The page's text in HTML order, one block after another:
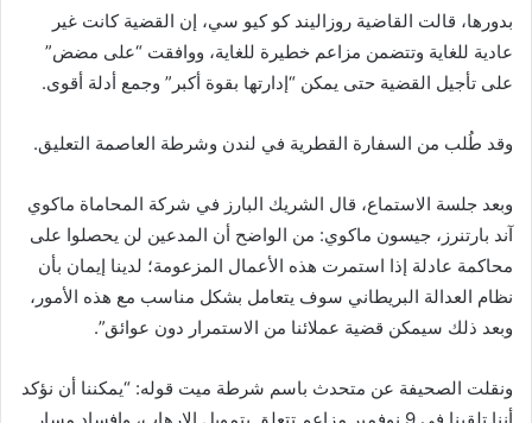
بدورها، قالت القاضية روزاليند كو كيو سي، إن القضية كانت غير
عادية للغاية وتتضمن مزاعم خطيرة للغاية، ووافقت “على مضض”
على تأجيل القضية حتى يمكن “إدارتها بقوة أكبر” وجمع أدلة أقوى.
وقد طُلب من السفارة القطرية في لندن وشرطة العاصمة التعليق.
وبعد جلسة الاستماع، قال الشريك البارز في شركة المحاماة ماكوي
آند بارتنرز، جيسون ماكوي: من الواضح أن المدعين لن يحصلوا على
محاكمة عادلة إذا استمرت هذه الأعمال المزعومة؛ لدينا إيمان بأن
نظام العدالة البريطاني سوف يتعامل بشكل مناسب مع هذه الأمور،
وبعد ذلك سيمكن قضية عملائنا من الاستمرار دون عوائق”.
ونقلت الصحيفة عن متحدث باسم شرطة ميت قوله: “يمكننا أن نؤكد
أننا تلقينا في 9 نوفمبر مزاعم تتعلق بتمويل الإرهاب، وإفساد مسار